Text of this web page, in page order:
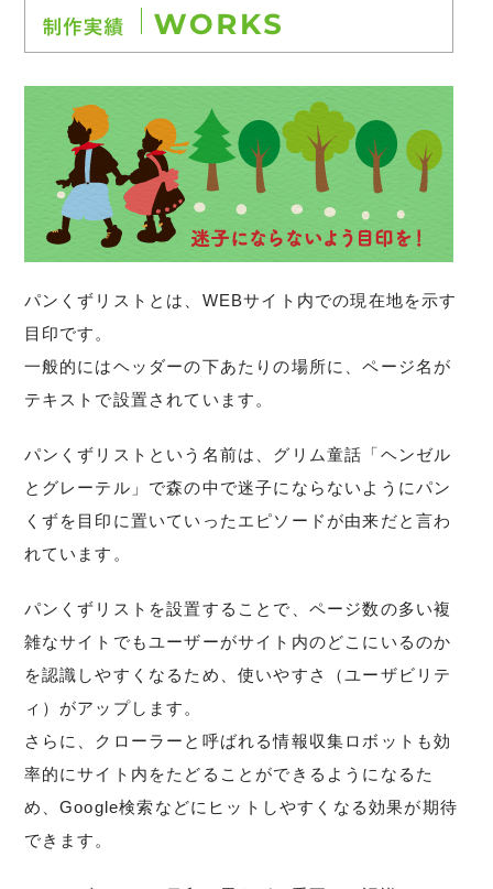
パンくずリストとは、WEBサイト内での現在地を示す
目印です。
一般的にはヘッダーの下あたりの場所に、ページ名が
テキストで設置されています。
パンくずリストという名前は、グリム童話「ヘンゼル
とグレーテル」で森の中で迷子にならないようにパン
くずを目印に置いていったエピソードが由来だと言わ
れています。
パンくずリストを設置することで、ページ数の多い複
雑なサイトでもユーザーがサイト内のどこにいるのか
を認識しやすくなるため、使いやすさ（ユーザビリテ
ィ）がアップします。
さらに、クローラーと呼ばれる情報収集ロボットも効
率的にサイト内をたどることができるようになるた
め、Google検索などにヒットしやすくなる効果が期待
できます。